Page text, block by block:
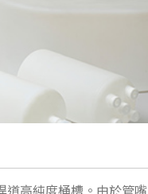
高純度桶槽。由於管嘴...